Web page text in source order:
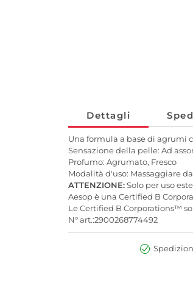
Dettagli
Una formula a base di agrumi
Sensazione della pelle: Ad
Profumo: Agrumato, Fresco
Modalità d'uso: Massaggiare
ATTENZIONE:Solo per uso
Aesop è una Certified B
Le Certified B Corporations™
N° art.:2900268774492